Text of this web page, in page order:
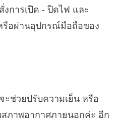
งการเปิด - ปิดไฟ และ
รือผ่านอุปกรณ์มือถือของ
ะช่วยปรับความเย็น หรือ
ภาพอากาศภายนอกค่ะ อีก